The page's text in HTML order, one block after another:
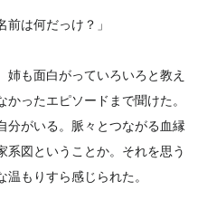
前は何だっけ？」
も面白がっていろいろと教え
ったエピソードまで聞けた。
分がいる。脈々とつながる血縁
系図ということか。それを思う
もりすら感じられた。